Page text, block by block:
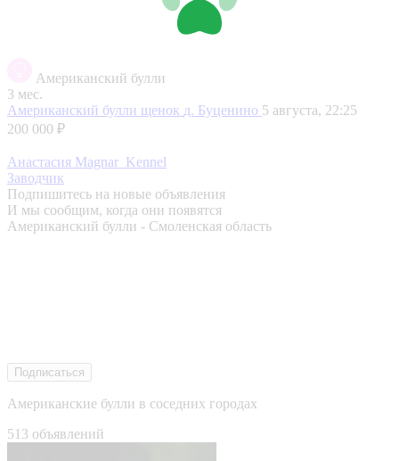
Американский булли
3 мес.
Американский булли щенок д. Буценино 5 августа, 22:25
200 000 ₽
Анастасия Magnar_Kennel
Заводчик
Подпишитесь на новые объявления
И мы сообщим, когда они появятся
Американский булли - Смоленская область
Подписаться
Американские булли в соседних городах
513 объявлений